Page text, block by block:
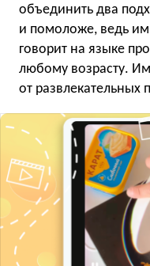
объединить два
и помоложе, ведь им
говорит на языке
любому возрасту.
от развлекательных